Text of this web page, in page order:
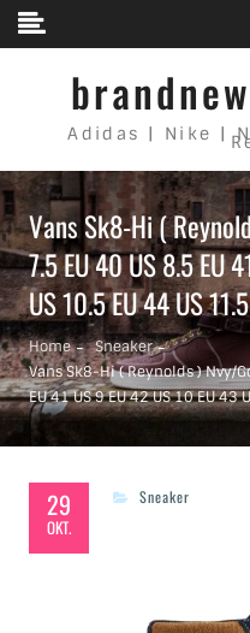
Skip to content
Adidas | Nike |
Vans Sk8-Hi (
7.5 EU 40 US 8.5 EU
US 10.5 EU 44 US
Home
Sneaker
Vans Sk8-Hi ( Reynolds ) Nvy/
EU 41 US 9 EU 42 US 10 EU 43
29
OKT.
Sneaker